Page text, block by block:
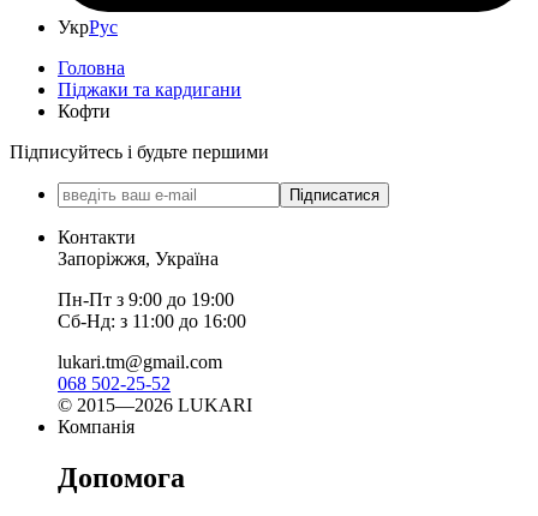
УкрРус
Головна
Піджаки та кардигани
Кофти
Підписуйтесь і будьте першими
Підписатися
Контакти
Запоріжжя, Україна
Пн-Пт з 9:00 до 19:00
Сб-Нд: з 11:00 до 16:00
lukari.tm@gmail.com
068 502-25-52
© 2015—2026 LUKARI
Компанія
Допомога